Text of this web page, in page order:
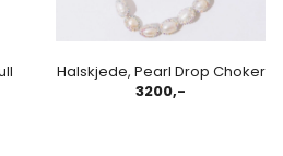
Halskjede, Pearl Drop Choker
3200,-